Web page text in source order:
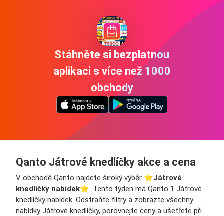
Stáhněte si bezplatnou
aplikaci s více než 1000
obchody
Qanto Játrové knedlíčky akce a cena
V obchodě Qanto najdete široký výběr ⭐️Játrové
knedlíčky nabídek⭐️. Tento týden má Qanto 1 Játrové
knedlíčky nabídek. Odstraňte filtry a zobrazte všechny
nabídky Játrové knedlíčky, porovnejte ceny a ušetřete při